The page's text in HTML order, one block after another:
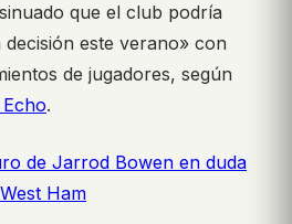
que el club podría
este verano» con
de jugadores, según
.
de Jarrod Bowen en duda
Ham